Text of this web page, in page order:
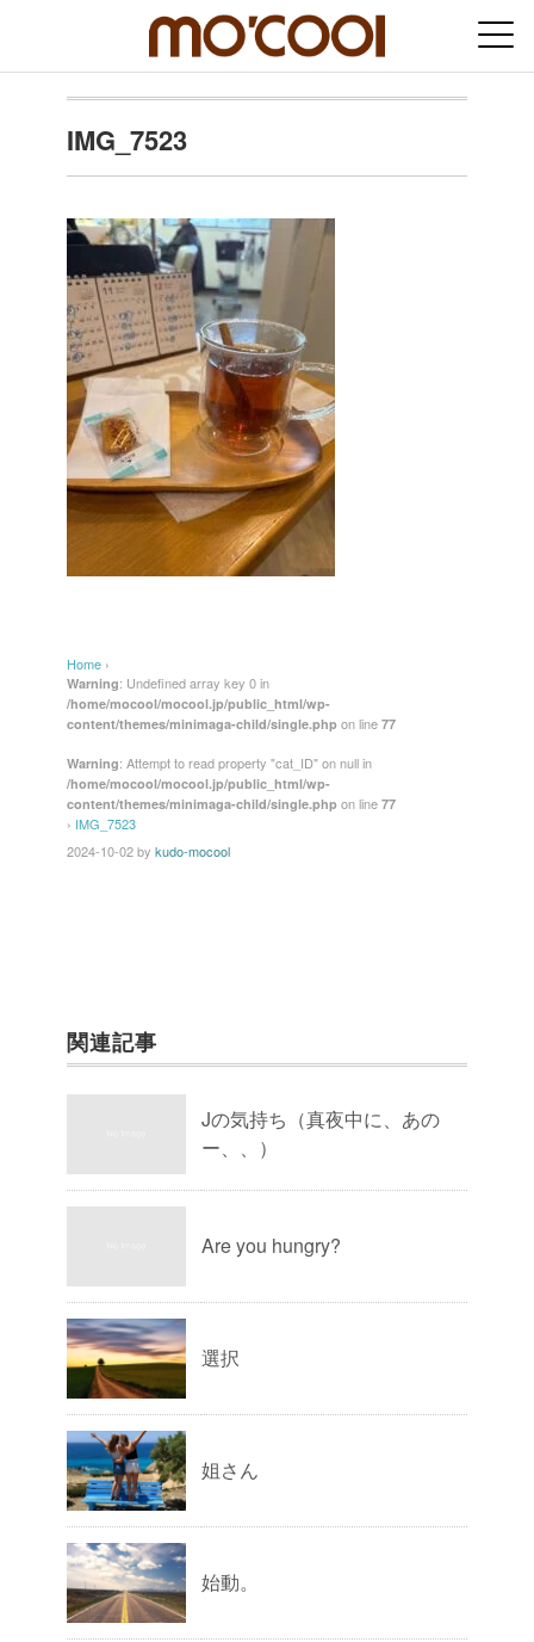
IMG_7523
Home ›
Warning: Undefined array key 0 in
/home/mocool/mocool.jp/public_html/wp-
content/themes/minimaga-child/single.php on line 77
Warning: Attempt to read property "cat_ID" on null in
/home/mocool/mocool.jp/public_html/wp-
content/themes/minimaga-child/single.php on line 77
› IMG_7523
2024-10-02by kudo-mocool
関連記事
Jの気持ち（真夜中に、あの
ー、、）
Are you hungry?
選択
姐さん
始動。